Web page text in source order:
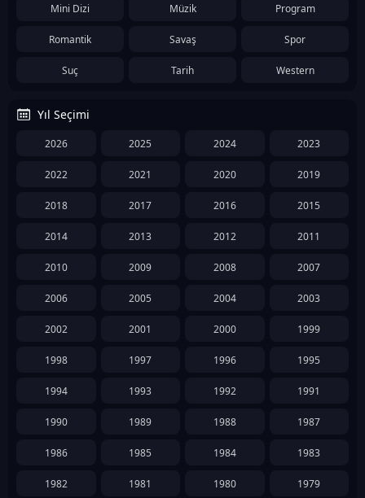
Mini Dizi Müzik Program
Romantik Savaş Spor
Suç Tarih Western
Yıl Seçimi
2026 2025 2024 2023
2022 2021 2020 2019
2018 2017 2016 2015
2014 2013 2012 2011
2010 2009 2008 2007
2006 2005 2004 2003
2002 2001 2000 1999
1998 1997 1996 1995
1994 1993 1992 1991
1990 1989 1988 1987
1986 1985 1984 1983
1982 1981 1980 1979